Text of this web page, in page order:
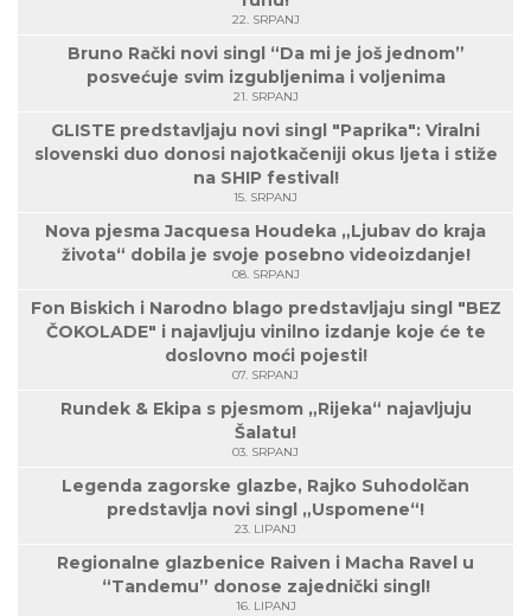
22. SRPANJ
Bruno Rački novi singl “Da mi je još jednom”
posvećuje svim izgubljenima i voljenima
21. SRPANJ
GLISTE predstavljaju novi singl "Paprika": Viralni
slovenski duo donosi najotkačeniji okus ljeta i stiže
na SHIP festival!
15. SRPANJ
Nova pjesma Jacquesa Houdeka „Ljubav do kraja
života“ dobila je svoje posebno videoizdanje!
08. SRPANJ
Fon Biskich i Narodno blago predstavljaju singl "BEZ
ČOKOLADE" i najavljuju vinilno izdanje koje će te
doslovno moći pojesti!
07. SRPANJ
Rundek & Ekipa s pjesmom „Rijeka“ najavljuju
Šalatu!
03. SRPANJ
Legenda zagorske glazbe, Rajko Suhodolčan
predstavlja novi singl „Uspomene“!
23. LIPANJ
Regionalne glazbenice Raiven i Macha Ravel u
“Tandemu” donose zajednički singl!
16. LIPANJ